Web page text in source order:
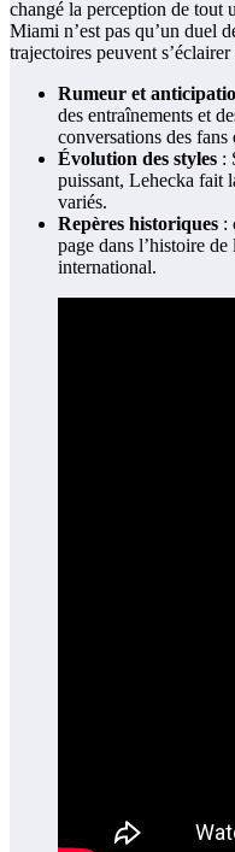
changé la perception de tout
Miami n’est pas qu’un duel
trajectoires peuvent s’éclairer
Rumeur et
des entraînements et
conversations des fans
Évolution des styles :
puissant, Lehecka fait
variés.
Repères historiques :
page dans l’histoire
international.